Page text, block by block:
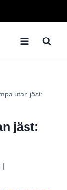
utan jäst:
jäst: